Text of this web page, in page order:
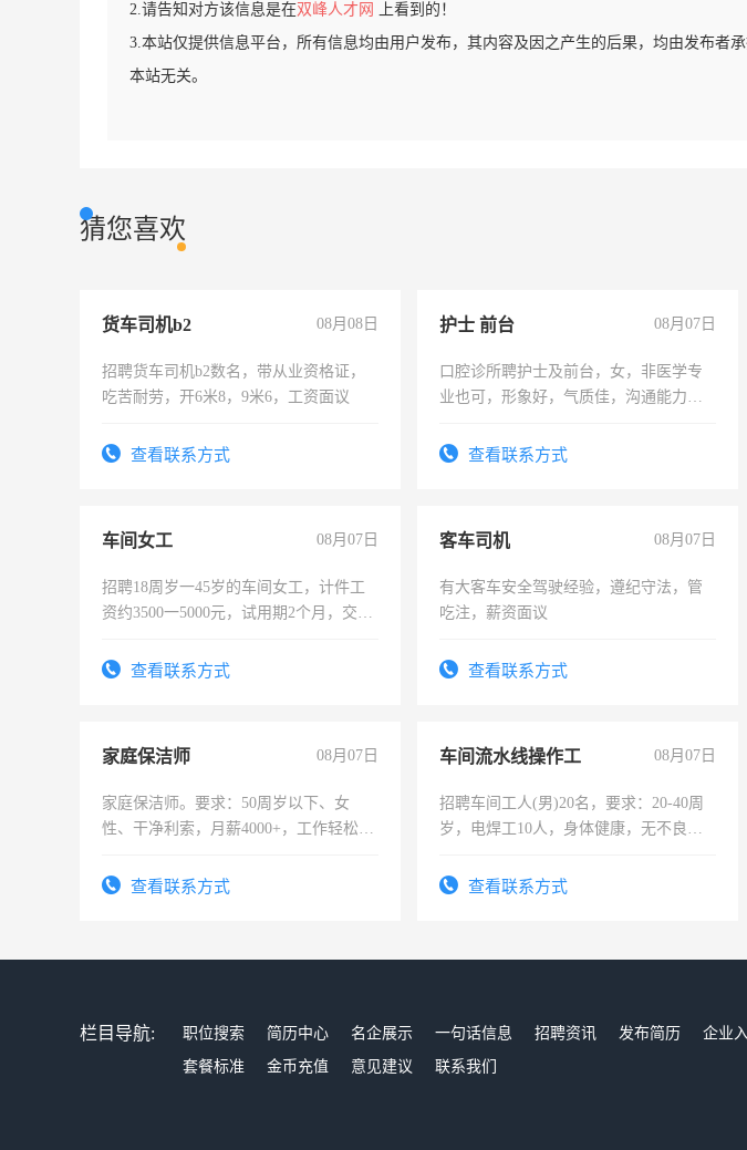
2.请告知对方该信息是在双峰人才网
上看到的！
3.本站仅提供信息平台，所有信息均由用户发布，其内容及因之产生的后果，均由发布者
本站无关。
猜您喜欢
货车司机b2 08月08日
招聘货车司机b2数名，带从业资格证，
吃苦耐劳，开6米8，9米6，工资面议
查看联系方式
护士 前台 08月07日
口腔诊所聘护士及前台，女，非医学专
业也可，形象好，气质佳，沟通能力
查看联系方式
车间女工 08月07日
招聘18周岁一45岁的车间女工，计件工
资约3500一5000元，试用期2个月，交五
查看联系方式
客车司机 08月07日
有大客车安全驾驶经验，遵纪守法，管
吃注，薪资面议
查看联系方式
家庭保洁师 08月07日
家庭保洁师。要求：50周岁以下、女
性、干净利索，月薪4000+，工作轻松，
太太等。查看联系方式
车间流水线操作工 08月07日
招聘车间工人(男)20名，要求：20-40周
岁，电焊工10人，身体健康，无不良嗜
宿，免费发放劳保用品，两班倒，每月
查看联系方式
栏目导航: 职位搜索 简历中心 名企展示 一句话信息 招聘资讯 发布简历 企业
套餐标准
金币充值 意见建议 联系我们